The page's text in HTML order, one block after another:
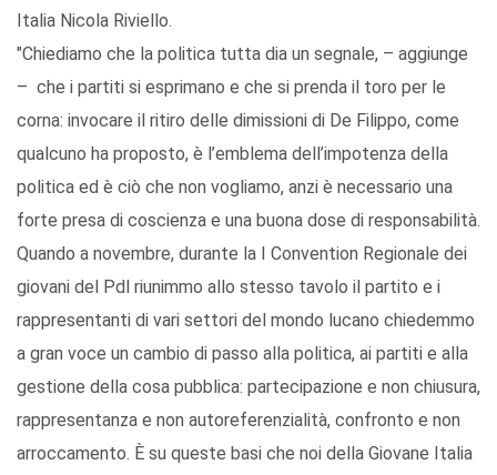
Italia Nicola Riviello.
"Chiediamo che la politica tutta dia un segnale, – aggiunge
– che i partiti si esprimano e che si prenda il toro per le
corna: invocare il ritiro delle dimissioni di De Filippo, come
qualcuno ha proposto, è l’emblema dell’impotenza della
politica ed è ciò che non vogliamo, anzi è necessario una
forte presa di coscienza e una buona dose di responsabilità.
Quando a novembre, durante la I Convention Regionale dei
giovani del Pdl riunimmo allo stesso tavolo il partito e i
rappresentanti di vari settori del mondo lucano chiedemmo
a gran voce un cambio di passo alla politica, ai partiti e alla
gestione della cosa pubblica: partecipazione e non chiusura,
rappresentanza e non autoreferenzialità, confronto e non
arroccamento. È su queste basi che noi della Giovane Italia